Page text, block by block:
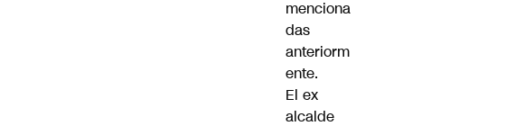
menciona
das
anteriorm
ente.
El ex
alcalde